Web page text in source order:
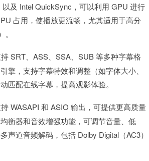
及 Intel QuickSync，可以利用 GPU 进行
占用，使播放更流畅，尤其适用于高分
SRT、ASS、SSA、SUB 等多种字幕格
擎，支持字幕特效和调整（如字体大小、
匹配在线字幕，提高观影体验。
WASAPI 和 ASIO 输出，可提供更高质量
衡器和音效增强功能，可调节音量、低
声道音频解码，包括 Dolby Digital（AC3）